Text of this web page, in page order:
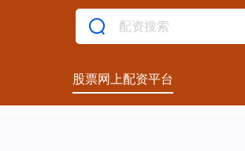
股票网上配资平台